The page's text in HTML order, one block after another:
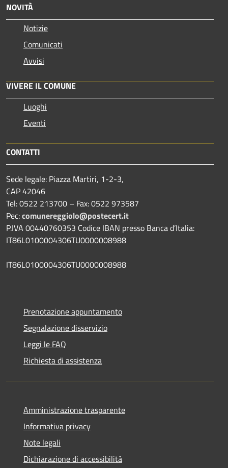
NOVITÀ
Notizie
Comunicati
Avvisi
VIVERE IL COMUNE
Luoghi
Eventi
CONTATTI
Sede legale: Piazza Martiri, 1-2-3,
CAP 42046
Tel: 0522 213700 – Fax: 0522 973587
Pec:comunereggiolo@postecert.it
P.IVA 00440760353 Codice IBAN presso Banca d’Italia:
IT86L0100004306TU0000008988
IT86L0100004306TU0000008988
Prenotazione appuntamento
Segnalazione disservizio
Leggi le FAQ
Richiesta di assistenza
Amministrazione trasparente
Informativa privacy
Note legali
Dichiarazione di accessibilità